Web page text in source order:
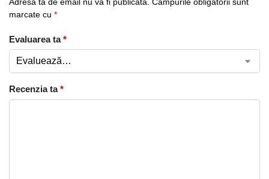
marcate cu *
Evaluarea ta*
Recenzia ta*